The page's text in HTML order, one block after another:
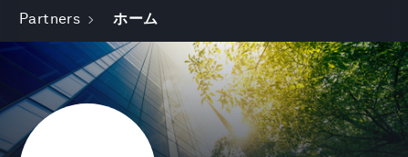
Partners ホーム